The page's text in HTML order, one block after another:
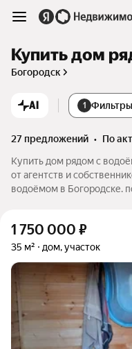
Купить дом
Богородск
AI 1 Фильтры
27 предложений •
по
Купить дом рядом с
от агентств и
водоёмом в Богородске.
1 750 000 ₽
35 м² дом, участок